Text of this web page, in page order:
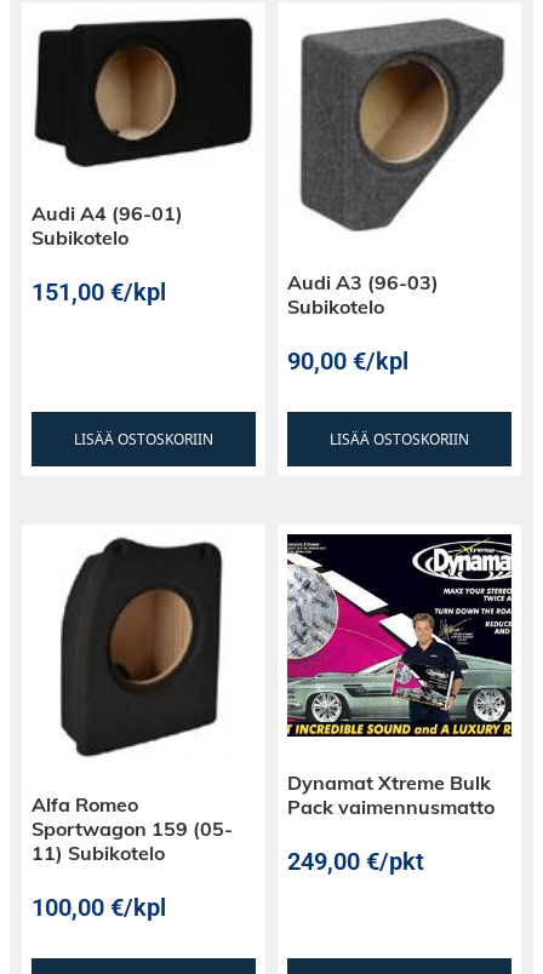
Audi A4 (96-01)
Subikotelo
151,00€/kpl
LISÄÄ OSTOSKORIIN
Audi A3 (96-03)
Subikotelo
90,00€/kpl
LISÄÄ OSTOSKORIIN
Alfa Romeo
Sportwagon 159 (05-
11) Subikotelo
100,00€/kpl
Dynamat Xtreme Bulk
Pack vaimennusmatto
249,00€/pkt